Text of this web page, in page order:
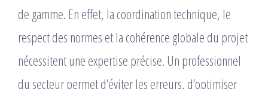
de gamme. En effet, la coordination technique, le
respect des normes et la cohérence globale du projet
nécessitent une expertise précise. Un professionnel
du secteur permet d’éviter les erreurs, d’optimiser